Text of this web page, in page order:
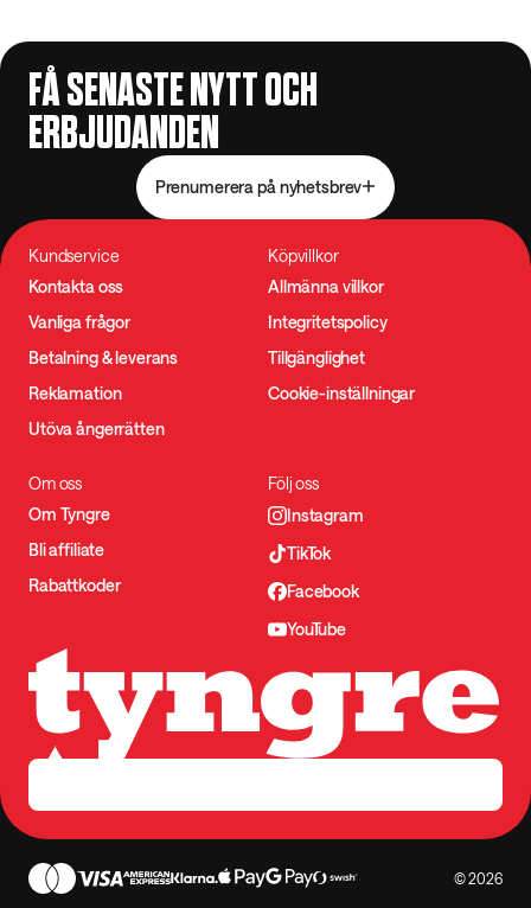
FÅ SENASTE NYTT OCH
ERBJUDANDEN
Prenumerera på nyhetsbrev
Kundservice
Kontakta oss
Vanliga frågor
Betalning & leverans
Reklamation
Utöva ångerrätten
Köpvillkor
Allmänna villkor
Integritetspolicy
Tillgänglighet
Cookie-inställningar
Om oss
Om Tyngre
Bli affiliate
Rabattkoder
Följ oss
Instagram
TikTok
Facebook
YouTube
© 2026